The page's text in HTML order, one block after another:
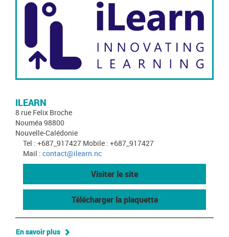
ILEARN
8 rue Felix Broche
Nouméa 98800
Nouvelle-Calédonie
Tel : +687_917427 Mobile : +687_917427
Mail : contact@ilearn.nc
Visiter le site
Télécharger la plaquette
En savoir plus